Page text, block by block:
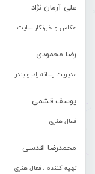
علی آرمان نژاد
عکاس و خبرنگار سایت
رضا محمودی
مدیریت رسانه رادیو بندر
یوسف قشمی
فعال هنری
محمدرضا اقدسی
تهیه کننده ، فعال هنری